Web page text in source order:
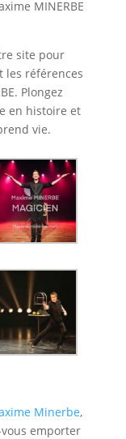
MINERBE
site pour
les références
Plongez
en histoire et
vie.
Minerbe,
emporter